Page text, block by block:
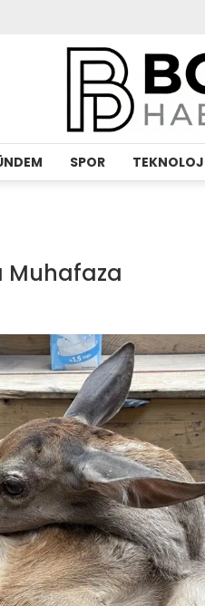
SPOR
Muhafaza